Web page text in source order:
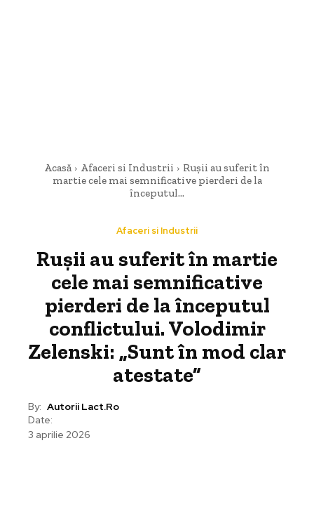
Acasă Afaceri si Industrii
Rușii au suferit în
martie cele mai semnificative pierderi de la
începutul...
Afaceri si Industrii
Rușii au suferit în martie
cele mai semnificative
pierderi de la începutul
conflictului. Volodimir
Zelenski: „Sunt în mod clar
atestate”
By: Autorii Lact.ro
Date:
3 aprilie 2026